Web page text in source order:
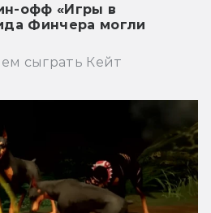
офф «Игры в
Финчера могли
сыграть Кейт